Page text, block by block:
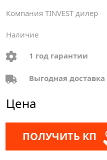
Компания TINVEST дилер
Наличие
1 год гарантии
Выгодная доставка
Цена
ПОЛУЧИТЬ КП